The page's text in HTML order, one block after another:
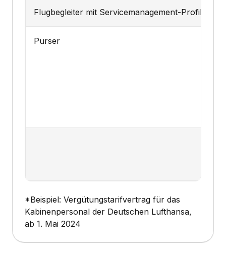
Flugbegleiter mit Servicemanagement-Profil
Purser
*Beispiel: Vergütungstarifvertrag für das
Kabinenpersonal der Deutschen Lufthansa,
ab 1. Mai 2024